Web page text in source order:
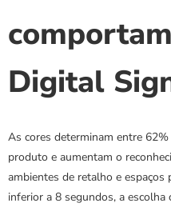
Digital
As cores determinam entre
produto e aumentam o
ambientes de retalho e
inferior a 8 segundos, a escolha